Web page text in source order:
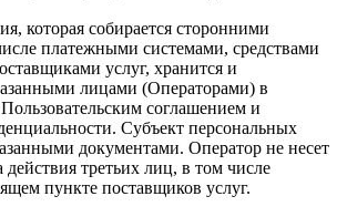
которая собирается сторонними
платежными системами, средствами
услуг, хранится и
лицами (Операторами) в
соглашением и
Субъект персональных
документами. Оператор не несет
действия третьих лиц, в том числе
пункте поставщиков услуг.